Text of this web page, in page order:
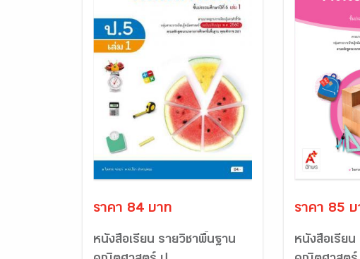
ราคา 84 บาท
หนังสือเรียน รายวิชาพื้นฐาน
ราคา 85 บ
หนังสือเรียน